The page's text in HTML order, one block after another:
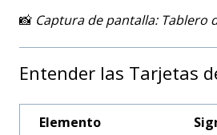
📸 Captura de pantalla: Tablero
Entender las Tarjetas
Elemento